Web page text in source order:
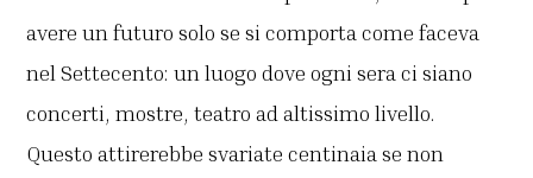
avere un futuro solo se si comporta come faceva
nel Settecento: un luogo dove ogni sera ci siano
concerti, mostre, teatro ad altissimo livello.
Questo attirerebbe svariate centinaia se non